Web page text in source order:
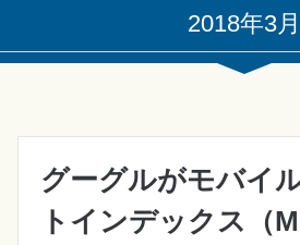
2018年3月
グーグルがモバイ
トインデックス（